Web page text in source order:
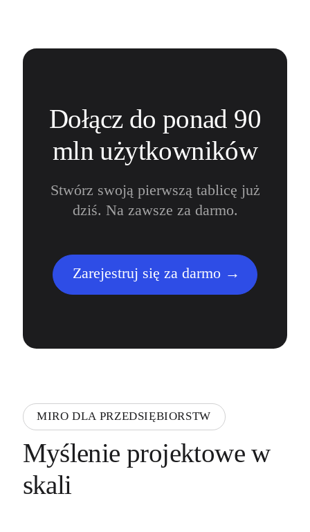
Dołącz do ponad 90
mln użytkowników
Stwórz swoją pierwszą tablicę już
dziś. Na zawsze za darmo.
Zarejestruj się za darmo
MIRO DLA PRZEDSIĘBIORSTW
Myślenie projektowe w
skali